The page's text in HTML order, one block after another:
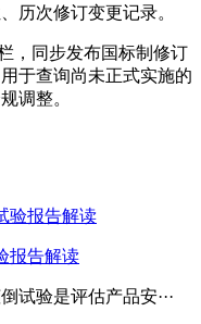
历次修订变更记录。
，同步发布国标制修订
于查询尚未正式实施的
调整。
报告解读
试验是评估产品安···